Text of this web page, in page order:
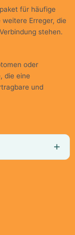
für häufige
Erreger, die
stehen.
oder
die eine
und